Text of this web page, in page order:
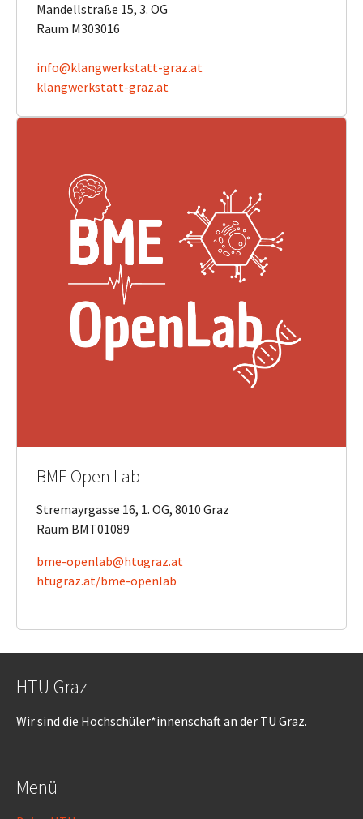
Mandellstraße 15, 3. OG
Raum M303016
info@klangwerkstatt-graz.at
klangwerkstatt-graz.at
BME Open Lab
Stremayrgasse 16, 1. OG, 8010 Graz
Raum BMT01089
bme-openlab@htugraz.at
htugraz.at/bme-openlab
HTU Graz
Wir sind die Hochschüler*innenschaft an der TU Graz.
Menü